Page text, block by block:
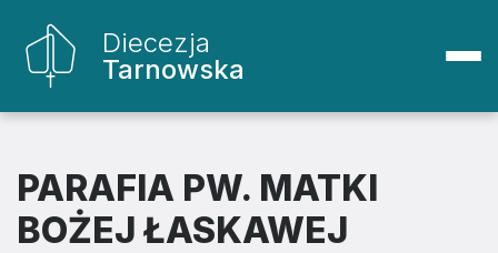
Diecezja
Tarnowska
PARAFIA PW. MATKI
BOŻEJ ŁASKAWEJ